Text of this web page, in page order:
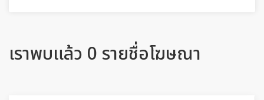
เราพบแล้ว 0 รายชื่อโฆษณา